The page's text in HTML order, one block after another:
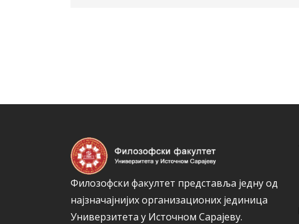
Филозофски факултет представља једну од
најзначајнијих организационих јединица
Универзитета у Источном Сарајеву.